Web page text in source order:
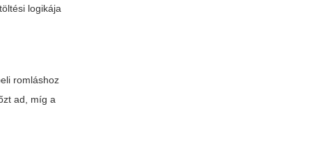
logikája
romláshoz
ad, míg a